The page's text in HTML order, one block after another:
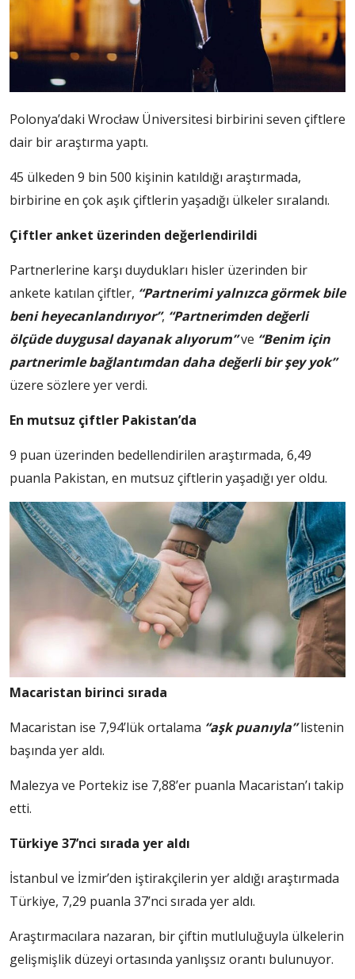
Polonya’daki Wrocław Üniversitesi birbirini seven çiftlere
dair bir araştırma yaptı.
45 ülkeden 9 bin 500 kişinin katıldığı araştırmada,
birbirine en çok aşık çiftlerin yaşadığı ülkeler sıralandı.
Çiftler anket üzerinden değerlendirildi
Partnerlerine karşı duydukları hisler üzerinden bir
ankete katılan çiftler, “Partnerimi yalnızca görmek bile
beni heyecanlandırıyor”, “Partnerimden değerli
ölçüde duygusal dayanak alıyorum”ve “Benim için
partnerimle bağlantımdan daha değerli bir şey yok”
üzere sözlere yer verdi.
En mutsuz çiftler Pakistan’da
9 puan üzerinden bedellendirilen araştırmada, 6,49
puanla Pakistan, en mutsuz çiftlerin yaşadığı yer oldu.
Macaristan birinci sırada
Macaristan ise 7,94’lük ortalama “aşk puanıyla”listenin
başında yer aldı.
Malezya ve Portekiz ise 7,88’er puanla Macaristan’ı takip
etti.
Türkiye 37’nci sırada yer aldı
İstanbul ve İzmir’den iştirakçilerin yer aldığı araştırmada
Türkiye, 7,29 puanla 37’nci sırada yer aldı.
Araştırmacılara nazaran, bir çiftin mutluluğuyla ülkelerin
gelişmişlik düzeyi ortasında yanlışsız orantı bulunuyor.